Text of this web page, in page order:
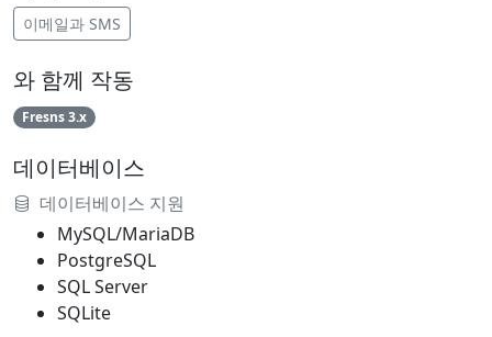
이메일과 SMS
와 함께 작동
Fresns 3.x
데이터베이스
데이터베이스 지원
MySQL/MariaDB
PostgreSQL
SQL Server
SQLite